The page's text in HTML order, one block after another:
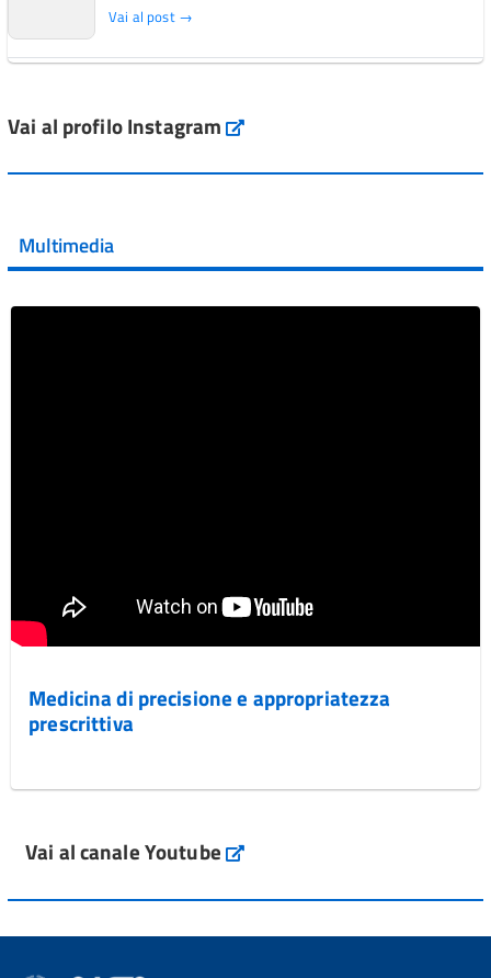
Vai al post →
Vai al post →
Vai al post →
Vai al profilo Instagram Instagram
Multimedia
Medicina di precisione e appropriatezza
prescrittiva
Vai al canale Youtube